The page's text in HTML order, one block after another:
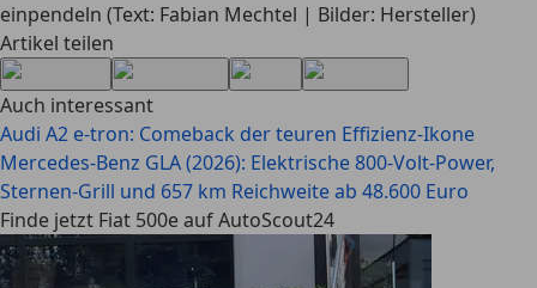
einpendeln (Text: Fabian Mechtel | Bilder: Hersteller)
Artikel teilen
Auch interessant
Audi A2 e-tron: Comeback der teuren Effizienz-Ikone
Mercedes-Benz GLA (2026): Elektrische 800-Volt-Power,
Sternen-Grill und 657 km Reichweite ab 48.600 Euro
Finde jetzt Fiat 500e auf AutoScout24